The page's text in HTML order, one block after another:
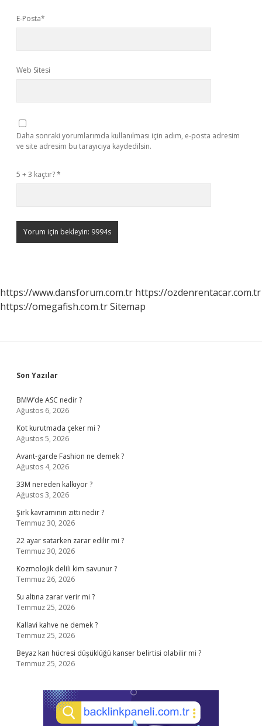
E-Posta*
Web Sitesi
Daha sonraki yorumlarımda kullanılması için adım, e-posta adresim
ve site adresim bu tarayıcıya kaydedilsin.
5 + 3 kaçtır?*
https://www.dansforum.com.tr https://ozdenrentacar.com.tr
https://omegafish.com.trSitemap
Sidebar
Son Yazılar
BMW’de ASC nedir ?
Ağustos 6, 2026
Kot kurutmada çeker mi ?
Ağustos 5, 2026
Avant-garde Fashion ne demek ?
Ağustos 4, 2026
33M nereden kalkıyor ?
Ağustos 3, 2026
Şirk kavramının zıttı nedir ?
Temmuz 30, 2026
22 ayar satarken zarar edilir mi ?
Temmuz 30, 2026
Kozmolojik delili kim savunur ?
Temmuz 26, 2026
Su altına zarar verir mi ?
Temmuz 25, 2026
Kallavi kahve ne demek ?
Temmuz 25, 2026
Beyaz kan hücresi düşüklüğü kanser belirtisi olabilir mi ?
Temmuz 25, 2026